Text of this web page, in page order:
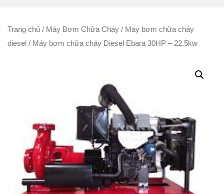
Trang chủ / Máy Bơm Chữa Cháy / Máy bơm chữa cháy
diesel / Máy bơm chữa cháy Diesel Ebara 30HP – 22.5kw